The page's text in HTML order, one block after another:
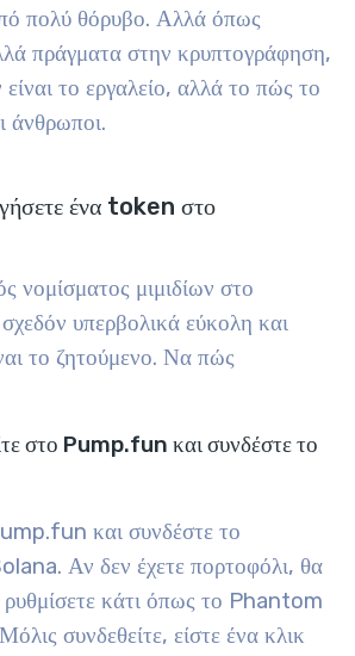
πολύ θόρυβο. Αλλά όπως
πράγματα στην κρυπτογράφηση,
το εργαλείο, αλλά το πώς το
άνθρωποι.
ένα token στο
νομίσματος μιμιδίων στο
υπερβολικά εύκολη και
το ζητούμενο. Να πώς
στο Pump.fun και συνδέστε το
και συνδέστε το
Αν δεν έχετε πορτοφόλι, θα
κάτι όπως το Phantom
συνδεθείτε, είστε ένα κλικ